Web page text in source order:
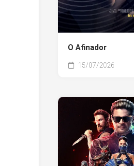
O Afinador
15/07/2026